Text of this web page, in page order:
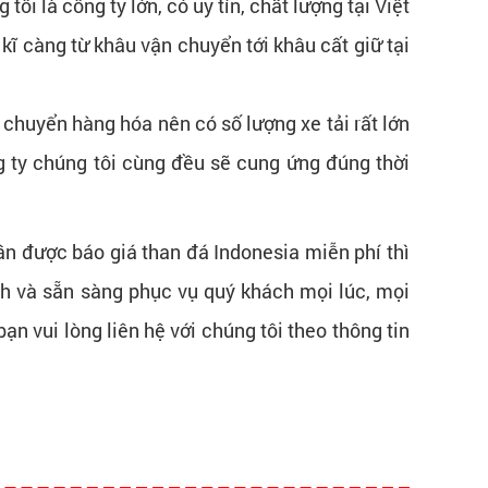
tôi là công ty lớn, có uy tín, chất lượng tại Việt
càng từ khâu vận chuyển tới khâu cất giữ tại
hàng hóa nên có số lượng xe tải rất lớn
chúng tôi cùng đều sẽ cung ứng đúng thời
được báo giá than đá Indonesia miễn phí thì
và sẵn sàng phục vụ quý khách mọi lúc, mọi
vui lòng liên hệ với chúng tôi theo thông tin